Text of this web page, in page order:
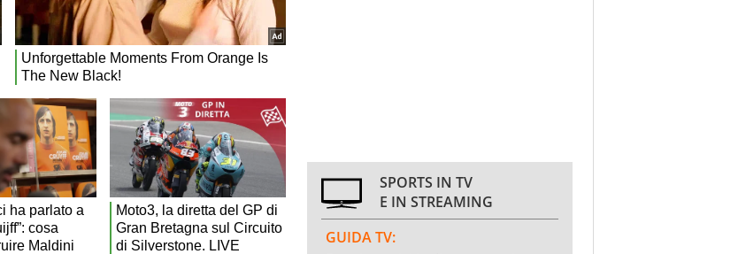
SPORTS IN TV
E IN STREAMING
GUIDA TV: